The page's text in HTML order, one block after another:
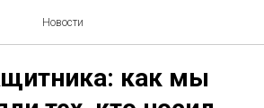
Новости
как мы